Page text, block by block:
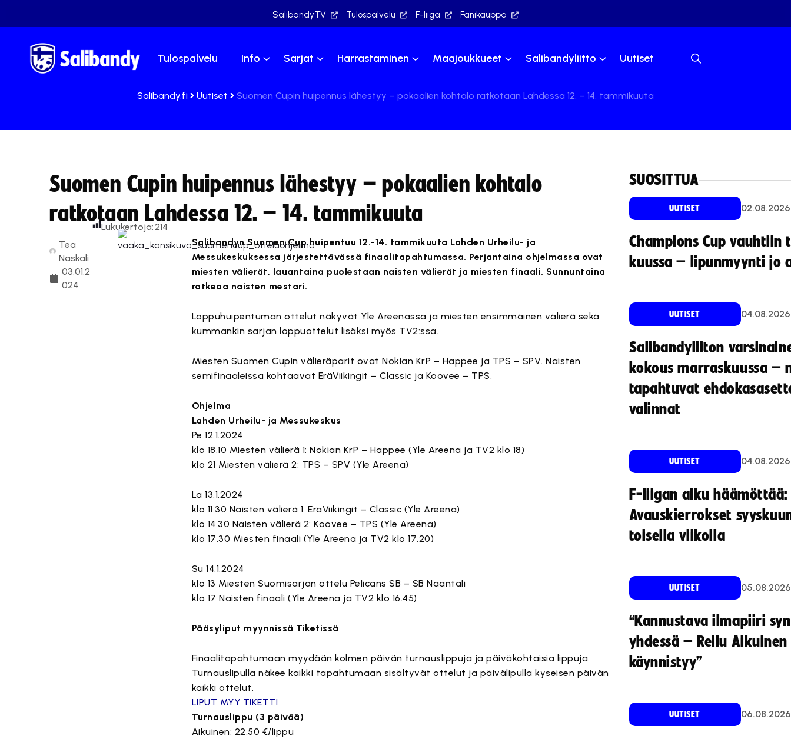
SalibandyTV Tulospalvelu F-liiga Fanikauppa
Tulospalvelu Info Sarjat Harrastaminen Maajoukkueet Salibandyliitto Uutiset
Salibandy.fi Uutiset Suomen Cupin huipennus lähestyy – pokaalien kohtalo ratkotaan Lahdessa 12. – 14. tammikuuta
Suomen Cupin huipennus lähestyy – pokaalien kohtalo
ratkotaan Lahdessa 12. – 14. tammikuuta
Tea
Naskali
03.01.2
024
Lukukertoja:214
Salibandyn Suomen Cup huipentuu 12.-14. tammikuuta Lahden Urheilu- ja
Messukeskuksessa järjestettävässä finaalitapahtumassa. Perjantaina ohjelmassa ovat
miesten välierät, lauantaina puolestaan naisten välierät ja miesten finaali. Sunnuntaina
ratkeaa naisten mestari.
Loppuhuipentuman ottelut näkyvät Yle Areenassa ja miesten ensimmäinen välierä sekä
kummankin sarjan loppuottelut lisäksi myös TV2:ssa.
Miesten Suomen Cupin välieräparit ovat Nokian KrP – Happee ja TPS – SPV. Naisten
semifinaaleissa kohtaavat EräViikingit – Classic ja Koovee – TPS.
Ohjelma
Lahden Urheilu- ja Messukeskus
Pe 12.1.2024
klo 18.10 Miesten välierä 1: Nokian KrP – Happee (Yle Areena ja TV2 klo 18)
klo 21 Miesten välierä 2: TPS – SPV (Yle Areena)
La 13.1.2024
klo 11.30 Naisten välierä 1: EräViikingit – Classic (Yle Areena)
klo 14.30 Naisten välierä 2: Koovee – TPS (Yle Areena)
klo 17.30 Miesten finaali (Yle Areena ja TV2 klo 17.20)
Su 14.1.2024
klo 13 Miesten Suomisarjan ottelu Pelicans SB – SB Naantali
klo 17 Naisten finaali (Yle Areena ja TV2 klo 16.45)
Pääsyliput myynnissä Tiketissä
Finaalitapahtumaan myydään kolmen päivän turnauslippuja ja päiväkohtaisia lippuja.
Turnauslipulla näkee kaikki tapahtumaan sisältyvät ottelut ja päivälipulla kyseisen päivän
kaikki ottelut.
LIPUT MYY TIKETTI
Turnauslippu (3 päivää)
Aikuinen: 22,50 €/lippu
SUOSITTUA
UUTISET 02.08.2026
Champions Cup vauhtiin
kuussa – lipunmyynti jo
UUTISET 04.08.2026
Salibandyliiton
kokous marraskuussa –
tapahtuvat
valinnat
UUTISET 04.08.2026
F-liigan alku häämöttää:
Avauskierrokset
toisella viikolla
UUTISET 05.08.2026
“Kannustava ilmapiiri
yhdessä – Reilu
käynnistyy”
UUTISET 06.08.2026